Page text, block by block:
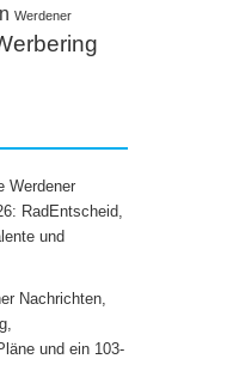
Werdener
Werdener
RadEntscheid,
und
Nachrichten,
und ein 103-